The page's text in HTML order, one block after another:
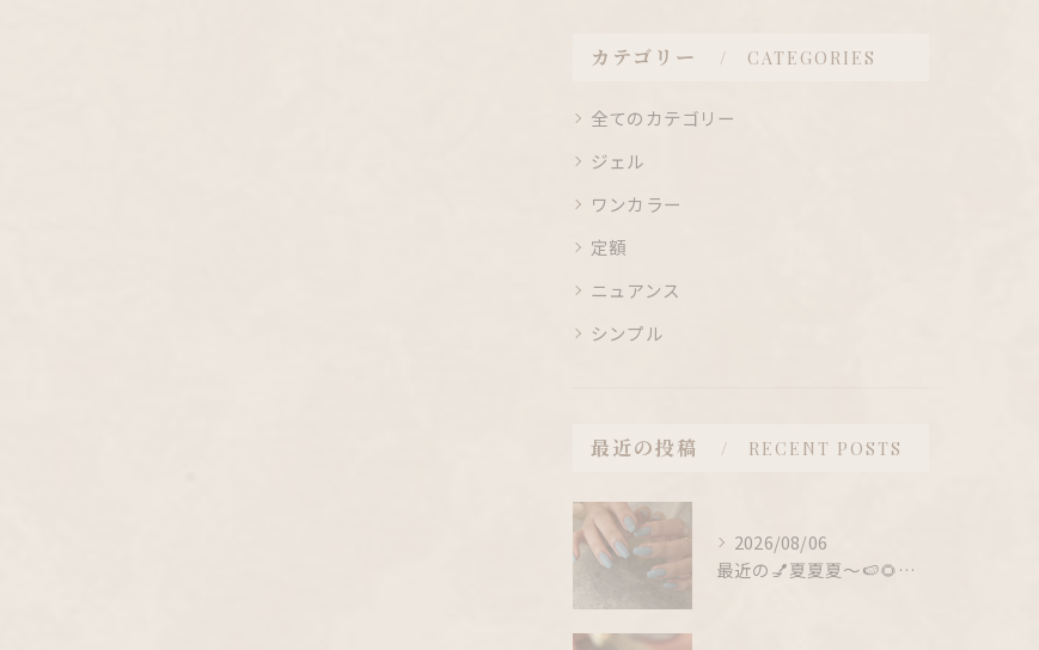
カテゴリー CATEGORIES
全てのカテゴリー
ジェル
ワンカラー
定額
ニュアンス
シンプル
最近の投稿 RECENT POSTS
2026/08/06
最近の💅夏夏夏〜🍉🌻！！！